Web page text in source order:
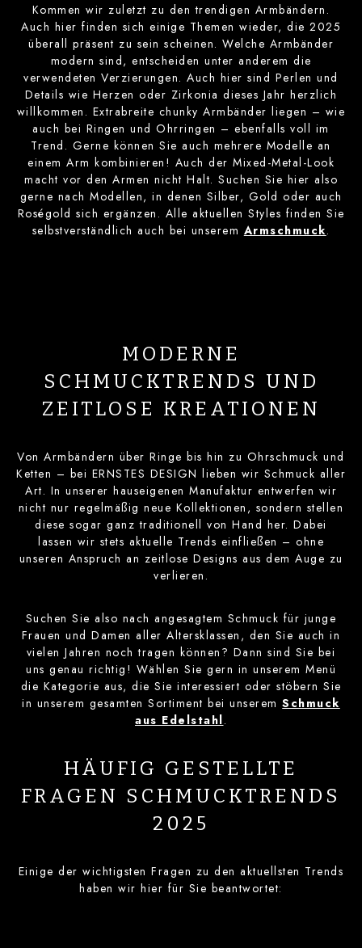
Kommen wir zuletzt zu den trendigen Armbändern.
Auch hier finden sich einige Themen wieder, die 2025
überall präsent zu sein scheinen. Welche Armbänder
modern sind, entscheiden unter anderem die
verwendeten Verzierungen. Auch hier sind Perlen und
Details wie Herzen oder Zirkonia dieses Jahr herzlich
willkommen. Extrabreite chunky Armbänder liegen – wie
auch bei Ringen und Ohrringen – ebenfalls voll im
Trend. Gerne können Sie auch mehrere Modelle an
einem Arm kombinieren! Auch der Mixed-Metal-Look
macht vor den Armen nicht Halt. Suchen Sie hier also
gerne nach Modellen, in denen Silber, Gold oder auch
Roségold sich ergänzen. Alle aktuellen Styles finden Sie
selbstverständlich auch bei unserem Armschmuck.
MODERNE
SCHMUCKTRENDS UND
ZEITLOSE KREATIONEN
Von Armbändern über Ringe bis hin zu Ohrschmuck und
Ketten – bei ERNSTES DESIGN lieben wir Schmuck aller
Art. In unserer hauseigenen Manufaktur entwerfen wir
nicht nur regelmäßig neue Kollektionen, sondern stellen
diese sogar ganz traditionell von Hand her. Dabei
lassen wir stets aktuelle Trends einfließen – ohne
unseren Anspruch an zeitlose Designs aus dem Auge zu
verlieren.
Suchen Sie also nach angesagtem Schmuck für junge
Frauen und Damen aller Altersklassen, den Sie auch in
vielen Jahren noch tragen können? Dann sind Sie bei
uns genau richtig! Wählen Sie gern in unserem Menü
die Kategorie aus, die Sie interessiert oder stöbern Sie
in unserem gesamten Sortiment bei unseremSchmuck
aus Edelstahl.
HÄUFIG GESTELLTE
FRAGEN SCHMUCKTRENDS
2025
Einige der wichtigsten Fragen zu den aktuellsten Trends
haben wir hier für Sie beantwortet: